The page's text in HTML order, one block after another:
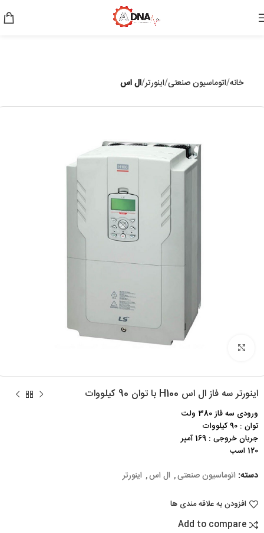
خانه اتوماسیون صنعتی اینورتر ال اس
برای بزرگنمایی کلیک کنید
اینورتر سه فاز ال اس H100 با توان 90 کیلووات
ورودی سه فاز 380 ولت
توان : 90 کیلووات
جریان خروجی : 169 آمپر
120 اسب
دسته: اتوماسیون صنعتی, ال اس, اینورتر
افزودن به علاقه مندی ها
Add to compare